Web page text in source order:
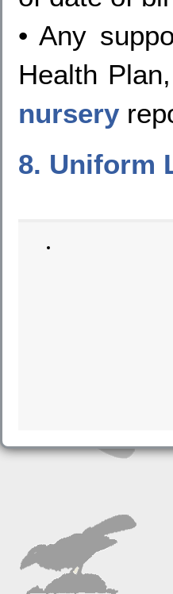
• Any
Health
nursery
8. Uniform